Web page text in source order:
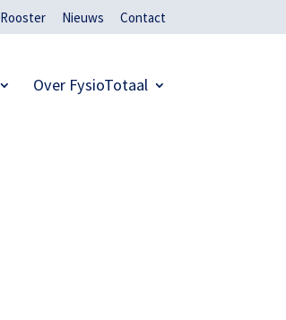
Rooster Nieuws Contact
Over FysioTotaal